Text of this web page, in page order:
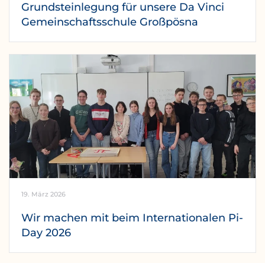
Grundsteinlegung für unsere Da Vinci
Gemeinschaftsschule Großpösna
19. März 2026
Wir machen mit beim Internationalen Pi-
Day 2026